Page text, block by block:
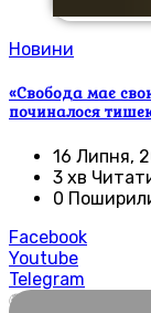
Новини
«Свобода має
починалося
16 Липня,
3 хв
0
Facebook
Youtube
Telegram
🌍